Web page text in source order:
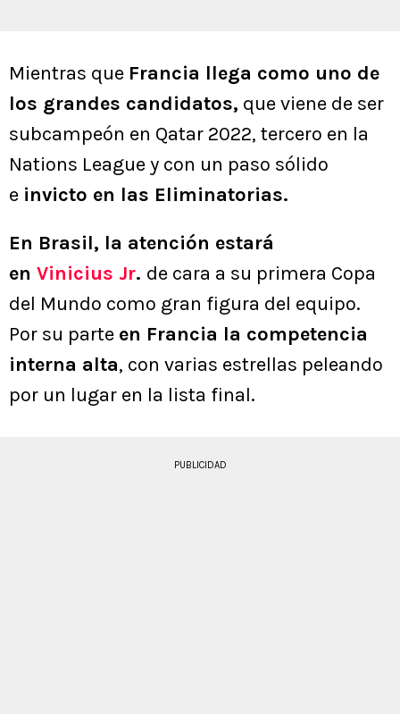
Mientras que Francia llega como uno de
los grandes candidatos, que viene de ser
subcampeón en Qatar 2022, tercero en la
Nations League y con un paso sólido
e invicto en las Eliminatorias.
En Brasil, la atención estará
en Vinicius Jr. de cara a su primera Copa
del Mundo como gran figura del equipo.
Por su parte en Francia la competencia
interna alta, con varias estrellas peleando
por un lugar en la lista final.
PUBLICIDAD